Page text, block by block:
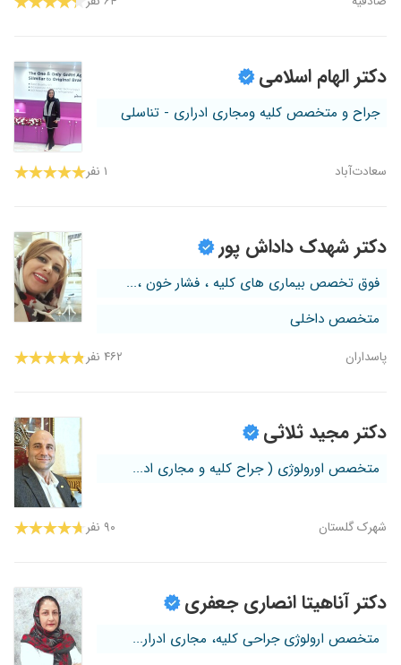
دکتر الهام اسلامی
جراح و متخصص کلیه ومجاری ادراری - تناسلی
سعادت‌آباد ۱ نفر
دکتر شهدک داداش پور
فوق تخصص بیماری های کلیه ، فشار خون ،...
متخصص داخلی
پاسداران ۴۶۲ نفر
دکتر مجید ثلاثی
متخصص اورولوژی ( جراح کلیه و مجاری اد...
شهرک گلستان ۹۰ نفر
دکتر آناهیتا انصاری جعفری
متخصص ارولوژی جراحی کلیه، مجاری ادرار...